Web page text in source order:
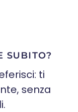
SUBITO?
ti
senza